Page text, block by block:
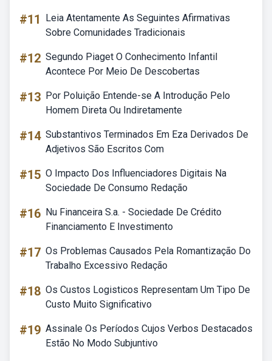
#11
Leia Atentamente As Seguintes Afirmativas
Sobre Comunidades Tradicionais
#12 Segundo Piaget O Conhecimento Infantil
Acontece Por Meio De Descobertas
#13 Por Poluição Entende-se A Introdução Pelo
Homem Direta Ou Indiretamente
#14 Substantivos Terminados Em Eza Derivados De
Adjetivos São Escritos Com
#15 O Impacto Dos Influenciadores Digitais Na
Sociedade De Consumo Redação
#16 Nu Financeira S.a. - Sociedade De Crédito
Financiamento E Investimento
#17 Os Problemas Causados Pela Romantização Do
Trabalho Excessivo Redação
#18 Os Custos Logisticos Representam Um Tipo De
Custo Muito Significativo
#19 Assinale Os Períodos Cujos Verbos Destacados
Estão No Modo Subjuntivo